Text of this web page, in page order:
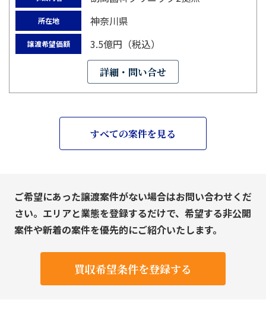
所在地 神奈川県
譲渡希望価額 3.5億円（税込）
詳細・問い合せ
すべての案件を見る
ご希望にあった譲渡案件がない場合はお問い合わせくだ
さい。エリアと業態を登録するだけで、希望する非公開
案件や新着の案件を優先的にご紹介いたします。
買収希望条件を登録する